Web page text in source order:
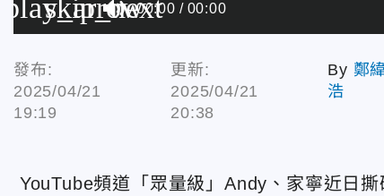
play_arrow
skip_next
00:00 00:00
發布:
2025/04/21
19:19
更新:
2025/04/21
20:38
By 鄭
浩
YouTube頻道「眾量級」Andy、家寧近日